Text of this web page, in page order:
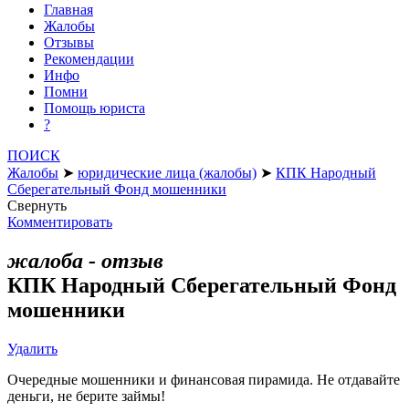
Главная
Жалобы
Отзывы
Рекомендации
Инфо
Помни
Помощь юриста
?
ПОИСК
Жалобы ➤ юридические лица (жалобы) ➤ КПК Народный
Сберегательный Фонд мошенники
Свернуть
Комментировать
жалоба - отзыв
КПК Народный Сберегательный Фонд
мошенники
Удалить
Очередные мошенники и финансовая пирамида. Не отдавайте
деньги, не берите займы!